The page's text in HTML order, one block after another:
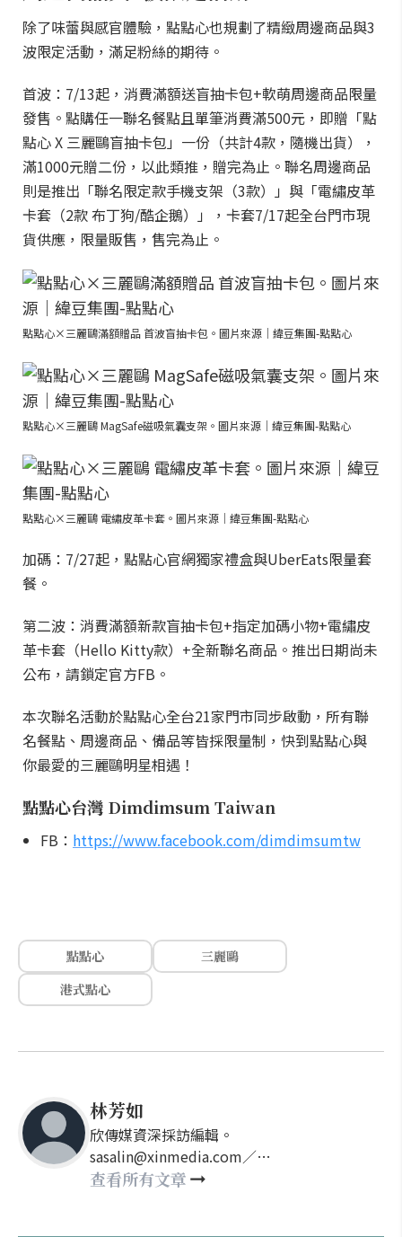
除了味蕾與感官體驗，點點心也規劃了精緻周邊商品與3
波限定活動，滿足粉絲的期待。
首波：7/13起，消費滿額送盲抽卡包+軟萌周邊商品限量
發售。點購任一聯名餐點且單筆消費滿500元，即贈「點
點心 X 三麗鷗盲抽卡包」一份（共計4款，隨機出貨），
滿1000元贈二份，以此類推，贈完為止。聯名周邊商品
則是推出「聯名限定款手機支架（3款）」與「電繡皮革
卡套（2款 布丁狗/酷企鵝）」，卡套7/17起全台門市現
貨供應，限量販售，售完為止。
點點心×三麗鷗滿額贈品 首波盲抽卡包。圖片來源｜緯豆集團-點點心
點點心×三麗鷗 MagSafe磁吸氣囊支架。圖片來源｜緯豆集團-點點心
點點心×三麗鷗 電繡皮革卡套。圖片來源｜緯豆集團-點點心
加碼：7/27起，點點心官網獨家禮盒與UberEats限量套
餐。
第二波：消費滿額新款盲抽卡包+指定加碼小物+電繡皮
革卡套（Hello Kitty款）+全新聯名商品。推出日期尚未
公布，請鎖定官方FB。
本次聯名活動於點點心全台21家門市同步啟動，所有聯
名餐點、周邊商品、備品等皆採限量制，快到點點心與
你最愛的三麗鷗明星相遇！
點點心台灣 Dimdimsum Taiwan
FB： https://www.facebook.com/dimdimsumtw
點點心
三麗鷗
港式點心
林芳如
欣傳媒資深採訪編輯。
sasalin@xinmedia.com／
happy21917@gmail.com
查看所有文章